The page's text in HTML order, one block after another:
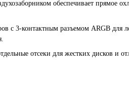
обеспечивает прямое
с 3-контактным разъемом ARGB для
отсеки для жестких дисков и